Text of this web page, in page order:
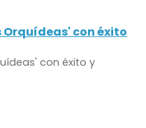
Orquídeas' con éxito
con éxito y